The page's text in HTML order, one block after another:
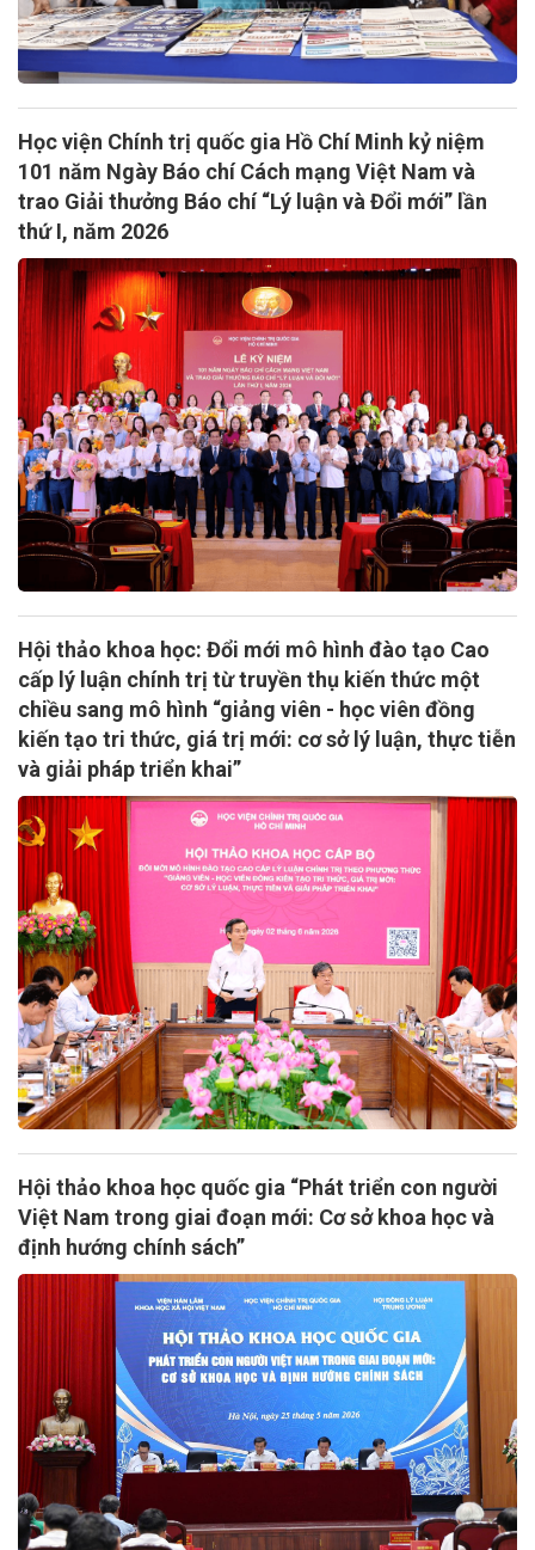
Học viện Chính trị quốc gia Hồ Chí Minh kỷ niệm
101 năm Ngày Báo chí Cách mạng Việt Nam và
trao Giải thưởng Báo chí “Lý luận và Đổi mới” lần
thứ I, năm 2026
Hội thảo khoa học: Đổi mới mô hình đào tạo Cao
cấp lý luận chính trị từ truyền thụ kiến thức một
chiều sang mô hình “giảng viên - học viên đồng
kiến tạo tri thức, giá trị mới: cơ sở lý luận, thực tiễn
và giải pháp triển khai”
Hội thảo khoa học quốc gia “Phát triển con người
Việt Nam trong giai đoạn mới: Cơ sở khoa học và
định hướng chính sách”